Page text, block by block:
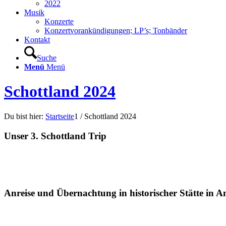
2022
Musik
Konzerte
Konzertvorankündigungen; LP’s; Tonbänder
Kontakt
Suche
Menü Menü
Schottland 2024
Du bist hier: Startseite1 / Schottland 2024
Unser 3. Schottland Trip
Anreise und Übernachtung in historischer Stätte in